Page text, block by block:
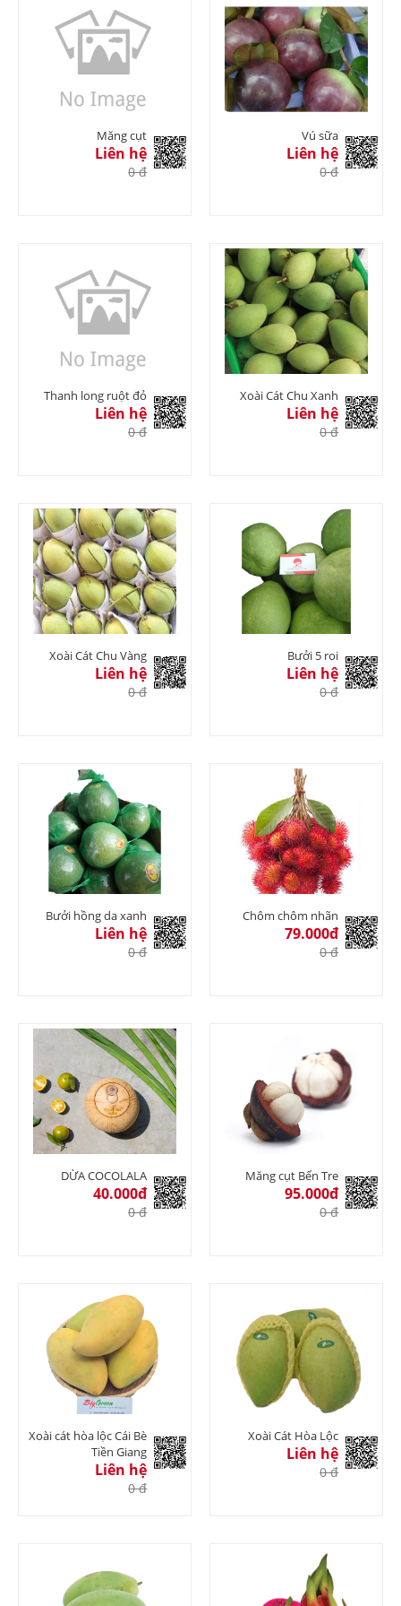
Măng cụt
Liên hệ
0 đ
Vú sữa
Liên hệ
0 đ
Thanh long ruột đỏ
Liên hệ
0 đ
Xoài Cát Chu Xanh
Liên hệ
0 đ
Xoài Cát Chu Vàng
Liên hệ
0 đ
Bưởi 5 roi
Liên hệ
0 đ
Bưởi hồng da xanh
Liên hệ
0 đ
Chôm chôm nhãn
79.000đ
0 đ
DỪA COCOLALA
40.000đ
0 đ
Măng cụt Bến Tre
95.000đ
0 đ
Xoài cát hòa lộc Cái Bè
Tiền Giang
Liên hệ
0 đ
Xoài Cát Hòa Lộc
Liên hệ
0 đ